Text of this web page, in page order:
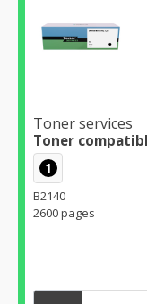
Toner services
Toner
1
B2140
2600 pages